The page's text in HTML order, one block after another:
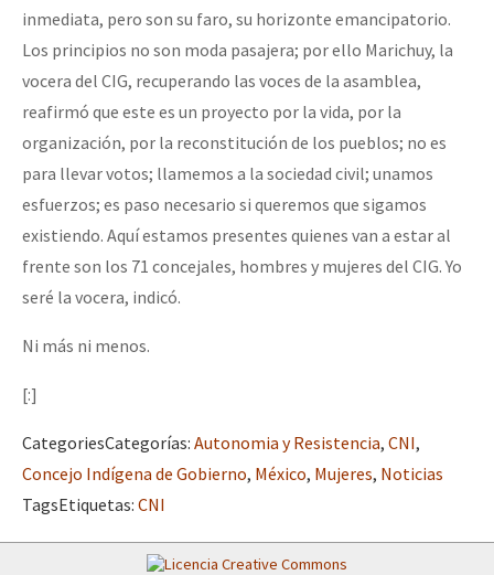
inmediata, pero son su faro, su horizonte emancipatorio.
Los principios no son moda pasajera; por ello Marichuy, la
vocera del CIG, recuperando las voces de la asamblea,
reafirmó que este es un proyecto por la vida, por la
organización, por la reconstitución de los pueblos; no es
para llevar votos; llamemos a la sociedad civil; unamos
esfuerzos; es paso necesario si queremos que sigamos
existiendo. Aquí estamos presentes quienes van a estar al
frente son los 71 concejales, hombres y mujeres del CIG. Yo
seré la vocera, indicó.
Ni más ni menos.
[:]
CategoriesCategorías: Autonomia y Resistencia, CNI,
Concejo Indígena de Gobierno, México, Mujeres, Noticias
TagsEtiquetas: CNI